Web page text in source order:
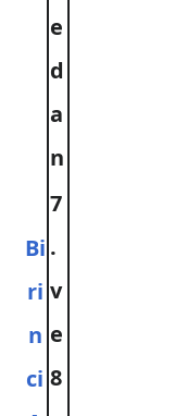
e
d
a
n
Bi
ri
n
ci
7
.
v
e
8